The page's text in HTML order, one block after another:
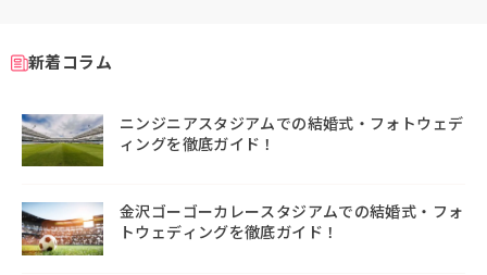
新着コラム
ニンジニアスタジアムでの結婚式・フォトウェデ
ィングを徹底ガイド！
金沢ゴーゴーカレースタジアムでの結婚式・フォ
トウェディングを徹底ガイド！